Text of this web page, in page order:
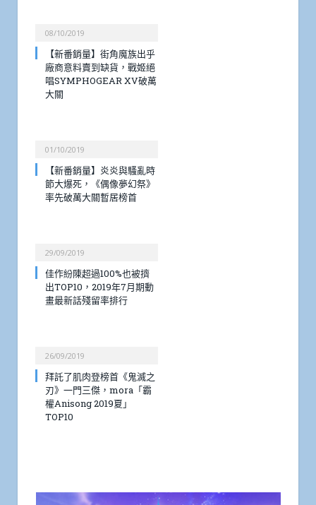
08/10/2019
【新番銷量】街角魔族出乎
廠商意料賣到缺貨，戰姬絕
唱SYMPHOGEAR XV破萬
大關
01/10/2019
【新番銷量】炎炎與騷亂時
節大爆死，《偶像夢幻祭》
率先破萬大關暫居榜首
29/09/2019
佳作紛陳超過100%也被擠
出TOP10，2019年7月期動
畫最新話殘留率排行
26/09/2019
拜託了肌肉登榜首《鬼滅之
刃》一門三傑，mora「霸
權Anisong 2019夏」
TOP10